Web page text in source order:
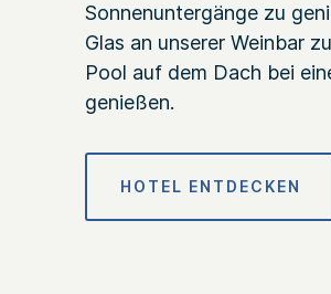
Sonnenuntergänge zu
Glas an unserer Weinbar
Pool auf dem Dach bei
genießen.
HOTEL ENTDECKEN